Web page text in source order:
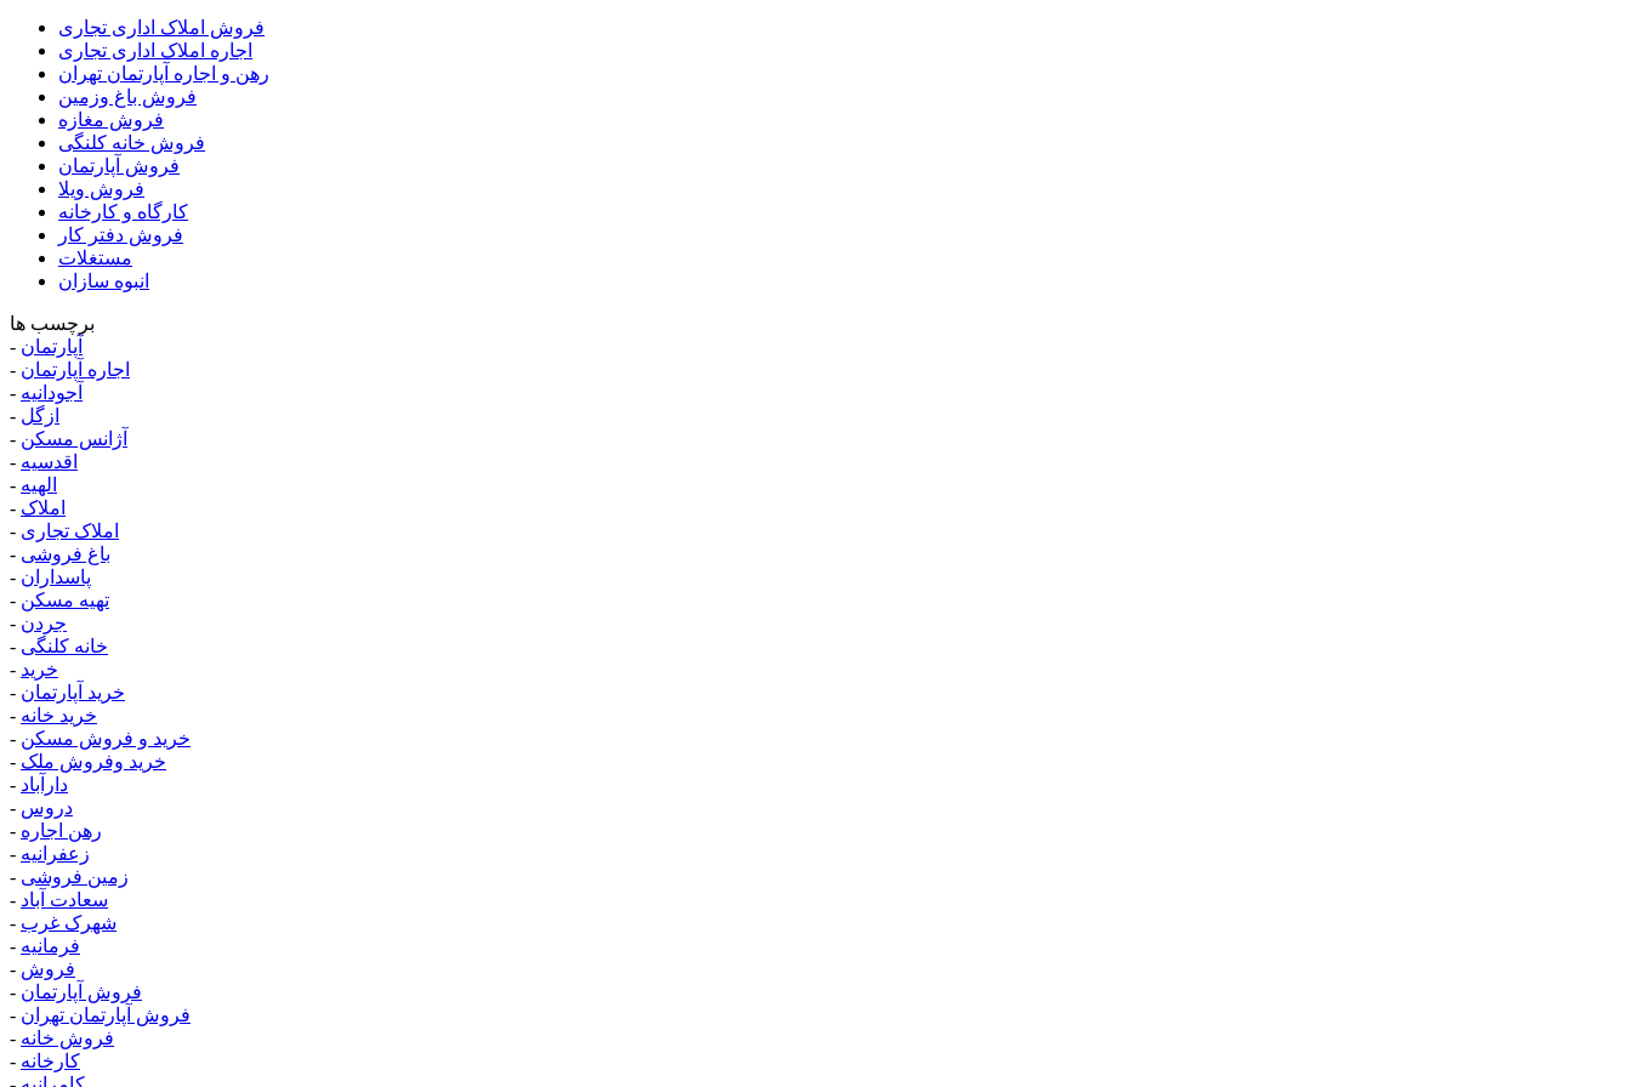
فروش املاک اداری تجاری
اجاره املاک اداری تجاری
رهن و اجاره آپارتمان تهران
فروش باغ وزمین
فروش مغازه
فروش خانه کلنگی
فروش آپارتمان
فروش ویلا
کارگاه و کارخانه
فروش دفتر کار
مستغلات
انبوه سازان
برچسب ها
- آپارتمان
- اجاره آپارتمان
- آجودانیه
- ازگل
- آژانس مسکن
- اقدسیه
- الهیه
- املاک
- املاک تجاری
- باغ فروشی
- پاسداران
- تهیه مسکن
- جردن
- خانه کلنگی
- خرید
- خرید آپارتمان
- خرید خانه
- خرید و فروش مسکن
- خرید وفروش ملک
- دارآباد
- دروس
- رهن اجاره
- زعفرانیه
- زمین فروشی
- سعادت آباد
- شهرک غرب
- فرمانیه
- فروش
- فروش آپارتمان
- فروش آپارتمان تهران
- فروش خانه
- کارخانه